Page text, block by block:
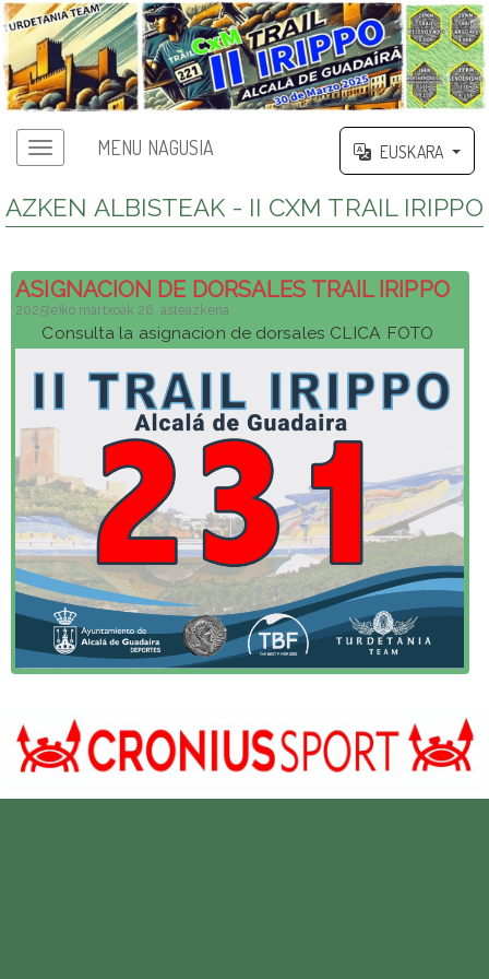
MENU NAGUSIA EUSKARA
AZKEN ALBISTEAK - II CXM TRAIL IRIPPO
ASIGNACION DE DORSALES TRAIL IRIPPO
2025(e)ko martxoak 26, asteazkena
Consulta la asignacion de dorsales CLICA FOTO